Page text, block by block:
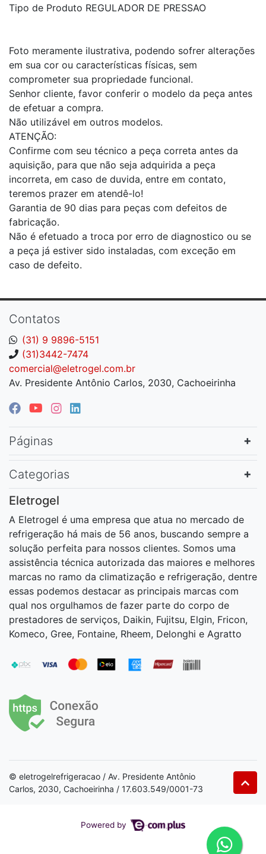
Tipo de Produto REGULADOR DE PRESSAO
Foto meramente ilustrativa, podendo sofrer alterações
em sua cor ou características físicas, sem
comprometer sua propriedade funcional.
Senhor cliente, favor conferir o modelo da peça antes
de efetuar a compra.
Não utilizável em outros modelos.
ATENÇÃO:
Confirme com seu técnico a peça correta antes da
aquisição, para que não seja adquirida a peça
incorreta, em caso de duvida, entre em contato,
teremos prazer em atendê-lo!
Garantia de 90 dias para peças com defeitos de
fabricação.
Não é efetuado a troca por erro de diagnostico ou se
a peça já estiver sido instaladas, com exceção em
caso de defeito.
Contatos
(31) 9 9896-5151
(31)3442-7474
comercial@eletrogel.com.br
Av. Presidente Antônio Carlos, 2030, Cachoeirinha
Páginas
Categorias
Eletrogel
A Eletrogel é uma empresa que atua no mercado de
refrigeração há mais de 56 anos, buscando sempre a
solução perfeita para nossos clientes. Somos uma
assistência técnica autorizada das maiores e melhores
marcas no ramo da climatização e refrigeração, dentre
essas podemos destacar as principais marcas com
qual nos orgulhamos de fazer parte do corpo de
prestadores de serviços, Daikin, Fujitsu, Elgin, Fricon,
Komeco, Gree, Fontaine, Rheem, Delonghi e Agratto
© eletrogelrefrigeracao / Av. Presidente Antônio
Carlos, 2030, Cachoeirinha / 17.603.549/0001-73
Powered by